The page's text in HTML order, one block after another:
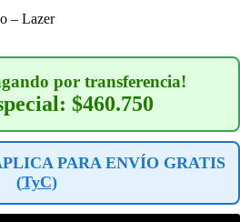
– Lazer
por transferencia!
$460.750
PARA ENVÍO GRATIS
(TyC)